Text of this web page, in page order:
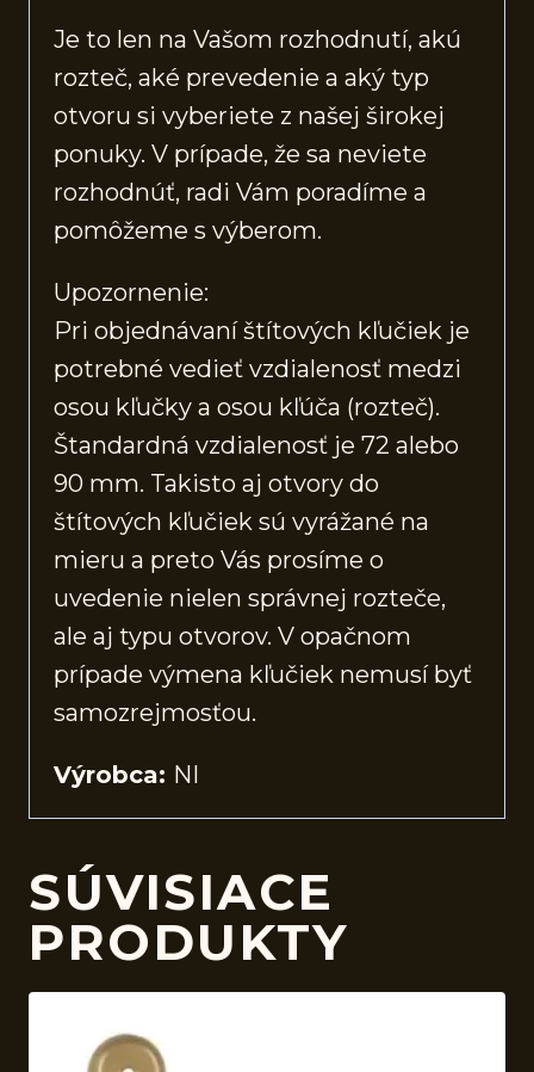
Je to len na Vašom rozhodnutí, akú
rozteč, aké prevedenie a aký typ
otvoru si vyberiete z našej širokej
ponuky. V prípade, že sa neviete
rozhodnúť, radi Vám poradíme a
pomôžeme s výberom.
Upozornenie:
Pri objednávaní štítových kľučiek je
potrebné vedieť vzdialenosť medzi
osou kľučky a osou kľúča (rozteč).
Štandardná vzdialenosť je 72 alebo
90 mm. Takisto aj otvory do
štítových kľučiek sú vyrážané na
mieru a preto Vás prosíme o
uvedenie nielen správnej rozteče,
ale aj typu otvorov. V opačnom
prípade výmena kľučiek nemusí byť
samozrejmosťou.
Výrobca: NI
SÚVISIACE
PRODUKTY